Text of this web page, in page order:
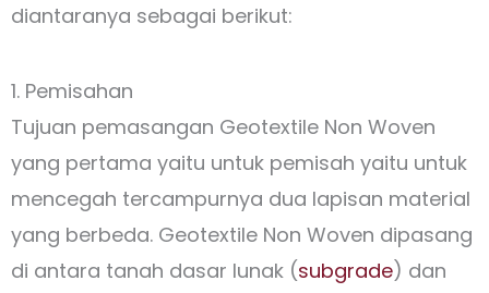
diantaranya sebagai berikut:
1. Pemisahan
Tujuan pemasangan Geotextile Non Woven
yang pertama yaitu untuk pemisah yaitu untuk
mencegah tercampurnya dua lapisan material
yang berbeda. Geotextile Non Woven dipasang
di antara tanah dasar lunak (subgrade) dan